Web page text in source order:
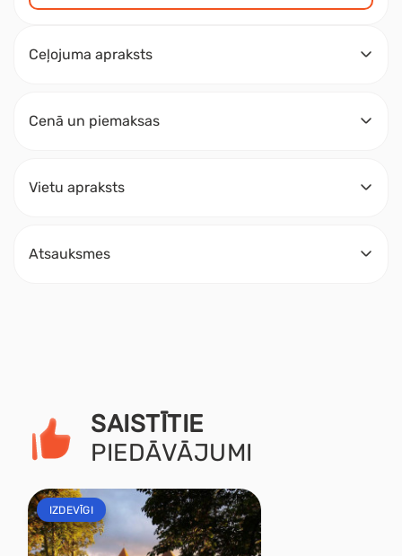
Ceļojuma apraksts
Cenā un piemaksas
Vietu apraksts
Atsauksmes
SAISTĪTIE
PIEDĀVĀJUMI
IZDEVĪGI